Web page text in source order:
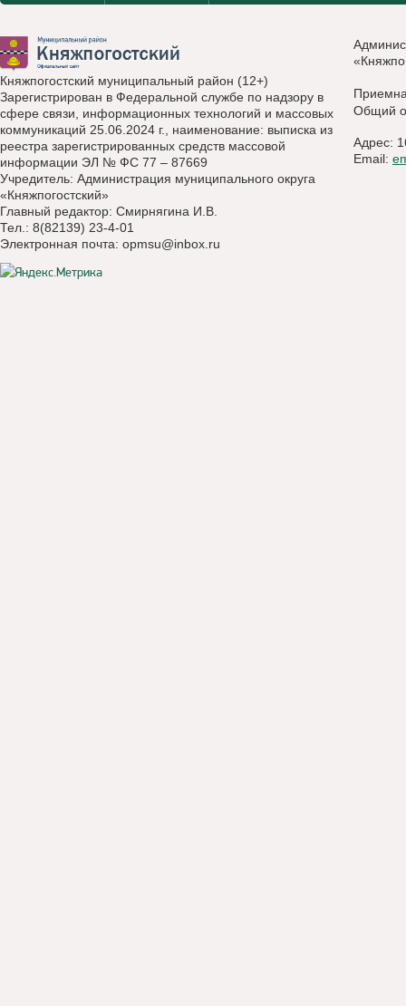
Княжпогостский муниципальный район (12+)
Зарегистрирован в Федеральной службе по надзору в
сфере связи, информационных технологий и массовых
коммуникаций 25.06.2024 г., наименование: выписка из
реестра зарегистрированных средств массовой
информации ЭЛ № ФС 77 – 87669
Учредитель: Администрация муниципального округа
«Княжпогостский»
Главный редактор: Смирнягина И.В.
Тел.: 8(82139) 23-4-01
Электронная почта: opmsu@inbox.ru
Общий
Адрес:
Email: